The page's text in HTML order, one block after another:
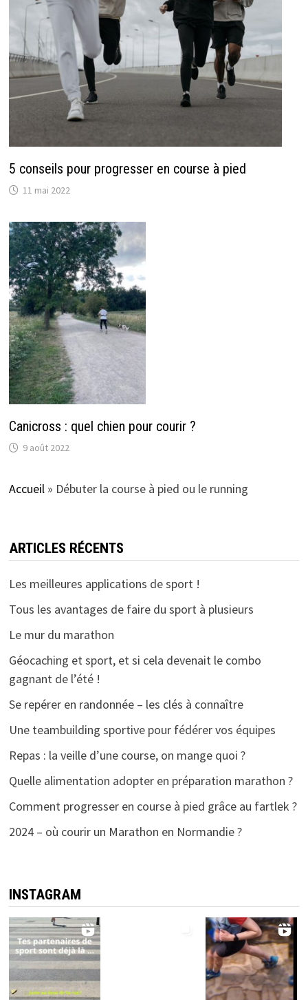
5 conseils pour progresser en course à pied
11 mai 2022
Canicross : quel chien pour courir ?
9 août 2022
Accueil » Débuter la course à pied ou le running
ARTICLES RÉCENTS
Les meilleures applications de sport !
Tous les avantages de faire du sport à plusieurs
Le mur du marathon
Géocaching et sport, et si cela devenait le combo
gagnant de l’été !
Se repérer en randonnée – les clés à connaître
Une teambuilding sportive pour fédérer vos équipes
Repas : la veille d’une course, on mange quoi ?
Quelle alimentation adopter en préparation marathon ?
Comment progresser en course à pied grâce au fartlek ?
2024 – où courir un Marathon en Normandie ?
INSTAGRAM